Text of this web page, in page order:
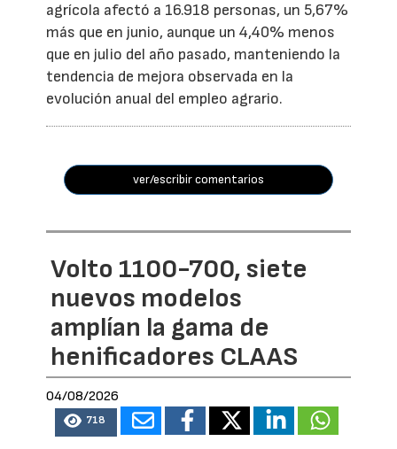
agrícola afectó a 16.918 personas, un 5,67%
más que en junio, aunque un 4,40% menos
que en julio del año pasado, manteniendo la
tendencia de mejora observada en la
evolución anual del empleo agrario.
ver/escribir comentarios
Volto 1100-700, siete
nuevos modelos
amplían la gama de
henificadores CLAAS
04/08/2026
718